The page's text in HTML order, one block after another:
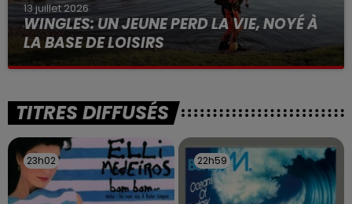
13 juillet 2026
WINGLES: UN JEUNE PERD LA VIE, NOYÉ À
LA BASE DE LOISIRS
La victime a coulé à pic
TITRES DIFFUSÉS
23h02
23h02 22h59
22h59